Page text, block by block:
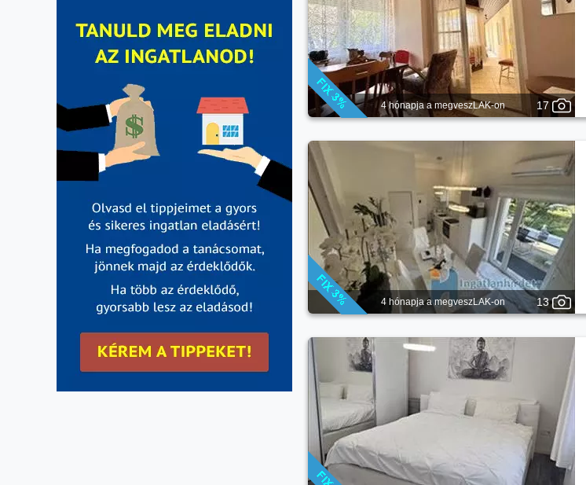
4 hónapja a megveszLAK-on 17
4 hónapja a megveszLAK-on 13